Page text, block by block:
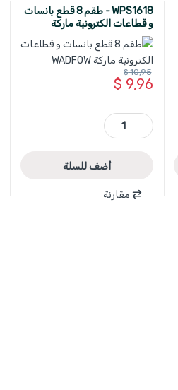
WPS1618 - طقم 8 قطع بانسات
و قطاعات الكترونية ماركة
WADFOW
$ 9,96
$10,95
WPS1618 - طقم 8 قطع بانسات و قطاعات الكترونية ماركة WADFOW quantity
أضف للسلة
مقارنة